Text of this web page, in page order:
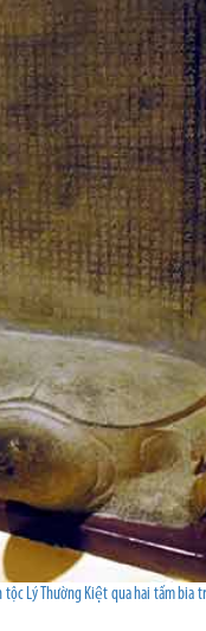
tộc Lý Thường Kiệt qua hai tấm bia